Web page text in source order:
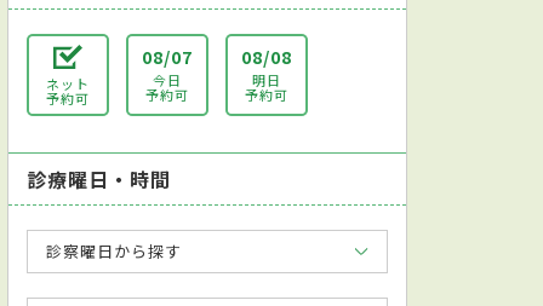
ネット
予約可
08/07
今日
予約可
08/08
明日
予約可
診療曜日・時間
診察曜日から探す